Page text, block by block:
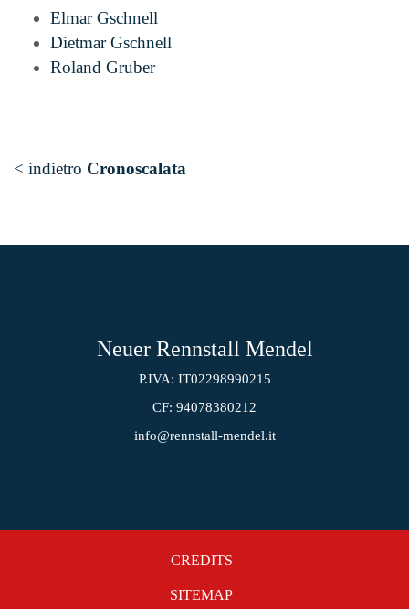
Elmar Gschnell
Dietmar Gschnell
Roland Gruber
< indietro Cronoscalata
Neuer Rennstall Mendel
P.IVA: IT02298990215
CF: 94078380212
info@rennstall-mendel.it
CREDITS
SITEMAP